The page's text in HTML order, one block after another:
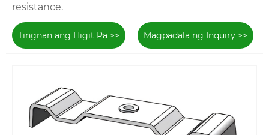
resistance.
Tingnan ang Higit Pa >> Magpadala ng Inquiry >>